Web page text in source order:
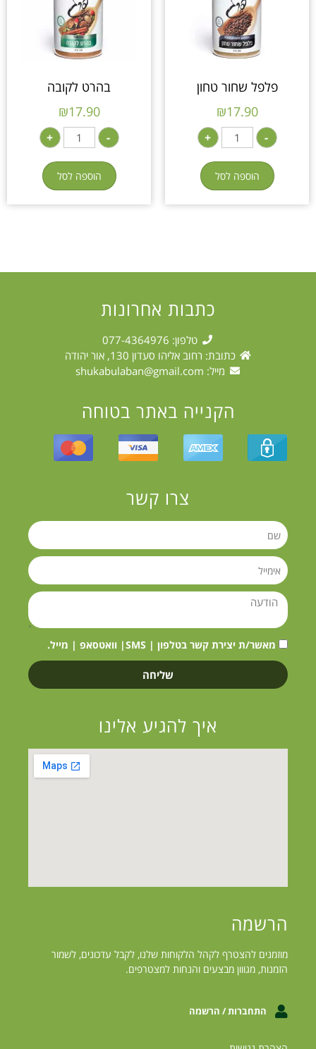
פלפל שחור טחון
₪17.90
-
+
הוספה לסל
בהרט לקובה
₪17.90
-
+
הוספה לסל
כתבות אחרונות
טלפון: 077-4364976
כתובת: רחוב אליהו סעדון 130, אור יהודה
מייל: shukabulaban@gmail.com
הקנייה באתר בטוחה
צרו קשר
מאשר/ת יצירת קשר בטלפון | SMS| וואטסאפ | מייל.
שליחה
איך להגיע אלינו
הרשמה
מוזמנים להצטרף לקהל הלקוחות שלנו, לקבל עדכונים, לשמור
הזמנות, מגווון מבצעים והנחות למצטרפים.
התחברות / הרשמה